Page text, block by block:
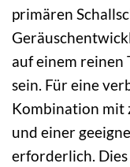
primären
auf einem reinen
sein. Für eine
Kombination mit
und einer
erforderlich. Dies